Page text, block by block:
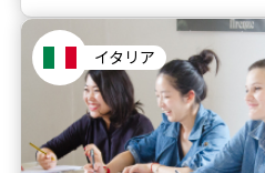
イタリア